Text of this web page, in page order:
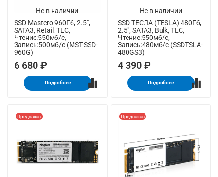
Не в наличии
SSD Mastero 960Гб, 2.5",
SATA3, Retail, TLC,
Чтение:550мб/с,
Запись:500мб/с (MST-SSD-
960G)
6 680 ₽
Подробнее
Не в наличии
SSD ТЕСЛА (TESLA) 480Гб,
2.5", SATA3, Bulk, TLC,
Чтение:550мб/с,
Запись:480мб/с (SSDTSLA-
480GS3)
4 390 ₽
Подробнее
Предзаказ Предзаказ